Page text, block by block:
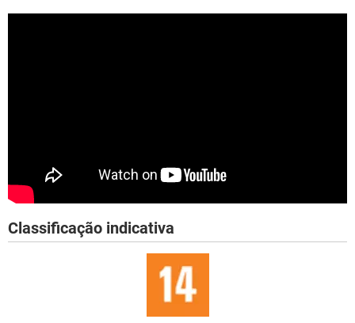
Classificação indicativa